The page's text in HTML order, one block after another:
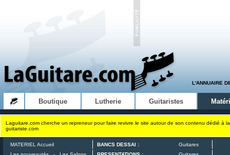
L'ANNUAIRE
Boutique Lutherie Guitaristes
Laguitare.com cherche un repreneur pour faire revivre le site autour de son contenu dédié à
guitariste.com
MATERIEL Accueil BANCS DESSAI :
Guitares